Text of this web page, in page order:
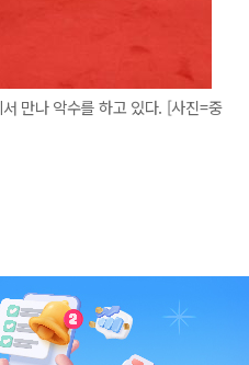
만나 악수를 하고 있다. [사진=중